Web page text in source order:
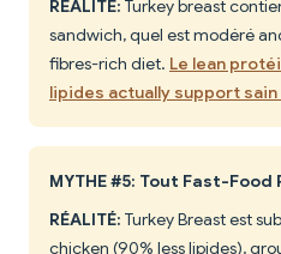
RÉALITÉ: Turkey breast
sandwich, quel est modéré
fibres-rich diet. Le lean
lipides actually support
MYTHE #5: Tout Fast-
RÉALITÉ: Turkey Breast est
chicken (90% less lipides),